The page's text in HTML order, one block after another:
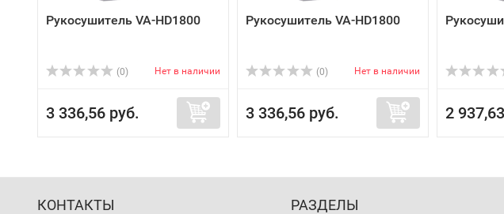
Рукосушитель VA-HD1800
(0) Нет в наличии
3 336,56 руб.
Рукосушитель VA-HD1800
(0) Нет в наличии
3 336,56 руб. 2
КОНТАКТЫ РАЗДЕЛЫ